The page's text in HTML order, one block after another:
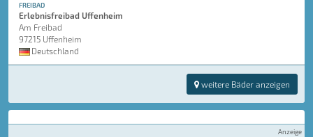
FREIBAD
Erlebnisfreibad Uffenheim
Am Freibad
97215 Uffenheim
Deutschland
weitere Bäder anzeigen
Anzeige